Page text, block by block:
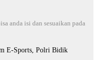
anda isi dan sesuaikan pada